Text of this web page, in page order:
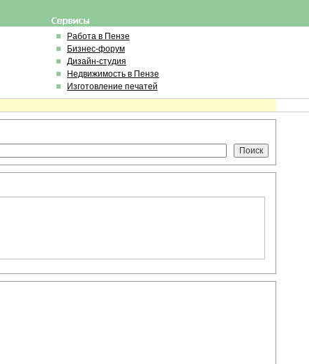
Работа в Пензе
Бизнес-форум
Дизайн-студия
Недвижимость в Пензе
Изготовление печатей